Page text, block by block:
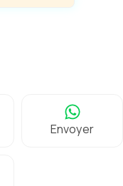
Envoyer